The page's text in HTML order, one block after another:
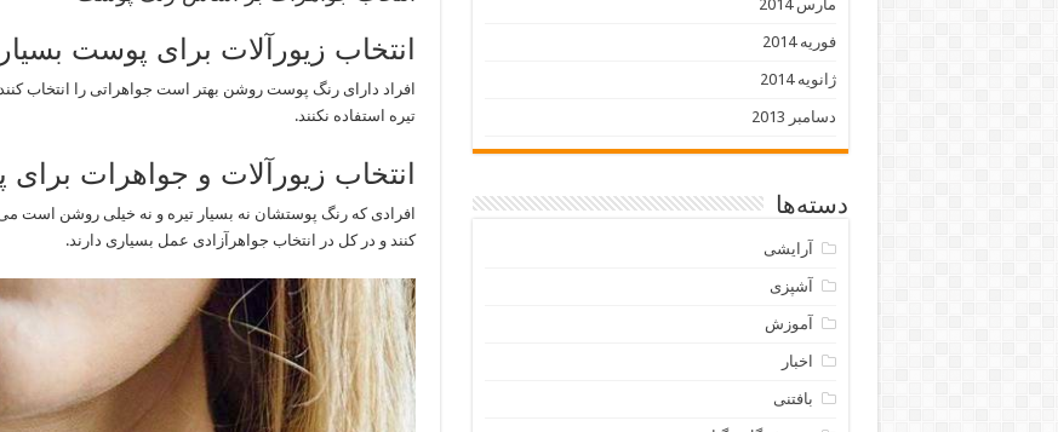
انتخاب زیورآلات برای پوست
افراد دارای رنگ پوست روشن بهتر است جواهراتی را انتخاب
تیره استفاده نکنند.
انتخاب زیورآلات و جواهرات
افرادی که رنگ پوستشان نه بسیار تیره و نه خیلی روشن است می
کنند و در کل در انتخاب جواهرآزادی عمل بسیاری دارند.
مارس 2014
فوریه 2014
ژانویه 2014
دسامبر 2013
دسته‌ها
آرایشی
آشپزی
آموزش
اخبار
بافتنی